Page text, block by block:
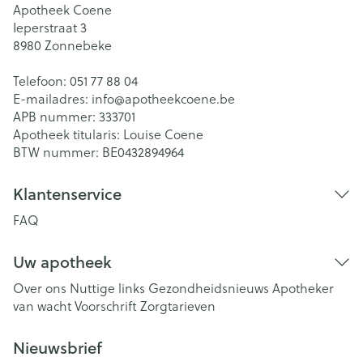
Apotheek Coene
Ieperstraat 3
8980 Zonnebeke
Telefoon: 051 77 88 04
E-mailadres: info@apotheekcoene.be
APB nummer: 333701
Apotheek titularis: Louise Coene
BTW nummer: BE0432894964
Klantenservice
FAQ
Uw apotheek
Over ons Nuttige links Gezondheidsnieuws Apotheker
van wachtVoorschriftZorgtarieven
Nieuwsbrief